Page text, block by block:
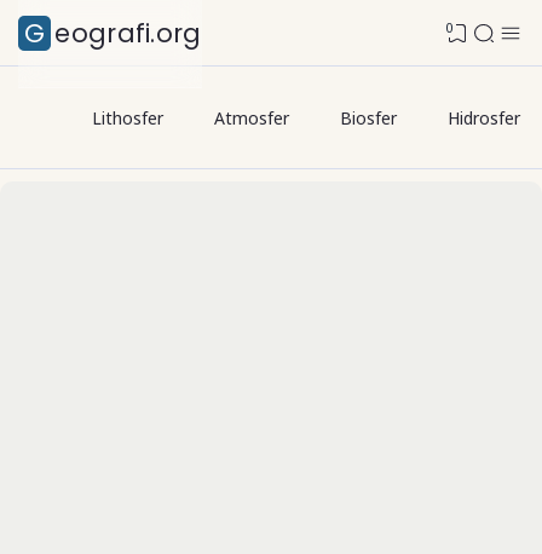
Geografi.org 0
Lithosfer Atmosfer Biosfer Hidrosfer